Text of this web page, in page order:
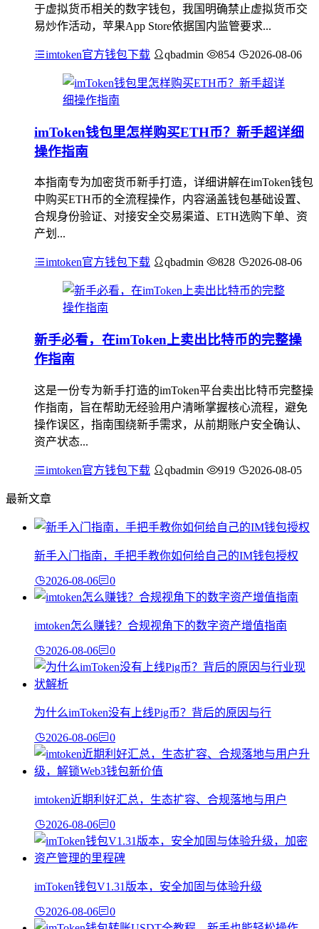
于虚拟货币相关的数字钱包，我国明确禁止虚拟货币交
易炒作活动，苹果App Store依据国内监管要求...
imtoken官方钱包下载 qbadmin 854 2026-08-06
imToken钱包里怎样购买ETH币？新手超详细
操作指南
本指南专为加密货币新手打造，详细讲解在imToken钱包
中购买ETH币的全流程操作，内容涵盖钱包基础设置、
合规身份验证、对接安全交易渠道、ETH选购下单、资
产划...
imtoken官方钱包下载 qbadmin 828 2026-08-06
新手必看，在imToken上卖出比特币的完整操
作指南
这是一份专为新手打造的imToken平台卖出比特币完整操
作指南，旨在帮助无经验用户清晰掌握核心流程，避免
操作误区，指南围绕新手需求，从前期账户安全确认、
资产状态...
imtoken官方钱包下载 qbadmin 919 2026-08-05
最新文章
新手入门指南，手把手教你如何给自己的IM钱包授权
2026-08-06 0
imtoken怎么赚钱？合规视角下的数字资产增值指南
2026-08-06 0
为什么imToken没有上线Pig币？背后的原因与行
2026-08-06 0
imtoken近期利好汇总，生态扩容、合规落地与用户
2026-08-06 0
imToken钱包V1.31版本，安全加固与体验升级
2026-08-06 0